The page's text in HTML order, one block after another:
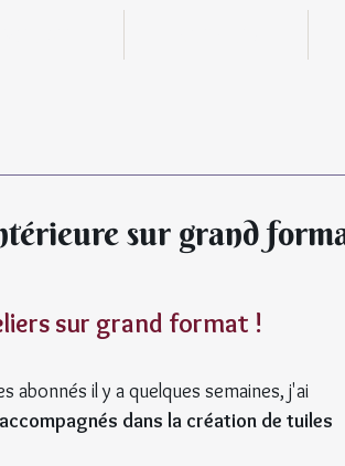
sur grand
sur grand format !
abonnés il y a quelques semaines, j'ai
dans la création de tuiles
© Tous